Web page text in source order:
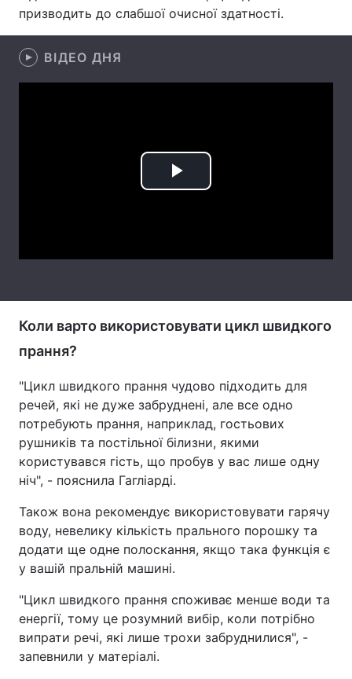
Інтерв'ю Думки
Архів Вакансії
призводить до слабшої очисної здатності.
ВІДЕО ДНЯ
Play
Коли варто використовувати цикл швидкого
прання?
"Цикл швидкого прання чудово підходить для
речей, які не дуже забруднені, але все одно
потребують прання, наприклад, гостьових
рушників та постільної білизни, якими
користувався гість, що пробув у вас лише одну
ніч", - пояснила Гагліарді.
Також вона рекомендує використовувати гарячу
воду, невелику кількість прального порошку та
додати ще одне полоскання, якщо така функція є
у вашій пральній машині.
"Цикл швидкого прання споживає менше води та
енергії, тому це розумний вибір, коли потрібно
випрати речі, які лише трохи забруднилися", -
запевнили у матеріалі.